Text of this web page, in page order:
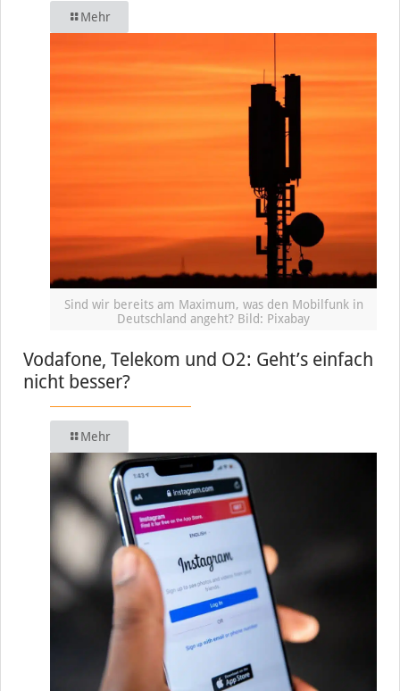
Mehr
Sind wir bereits am Maximum, was den Mobilfunk in
Deutschland angeht? Bild: Pixabay
Vodafone, Telekom und O2: Geht’s einfach
nicht besser?
Mehr